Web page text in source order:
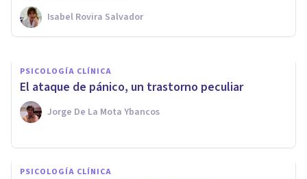
Isabel Rovira Salvador
Mariva Psicólogos
PSICOLOGÍA CLÍNICA
El ataque de pánico, un trastorno peculiar
Jorge De La Mota Ybancos
PSICOLOGÍA CLÍNICA